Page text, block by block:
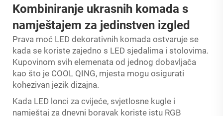
Kombiniranje ukrasnih komada s
namještajem za jedinstven izgled
Prava moć LED dekorativnih komada ostvaruje se
kada se koriste zajedno s LED sjedalima i stolovima.
Kupovinom svih elemenata od jednog dobavljača
kao što je COOL QING, mjesta mogu osigurati
kohezivan jezik dizajna.
Kada LED lonci za cvijeće, svjetlosne kugle i
namještaj za dnevni boravak koriste istu RGB